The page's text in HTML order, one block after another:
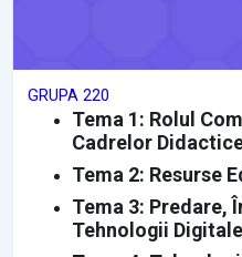
GRUPA 220
Tema 1: Rolul
Cadrelor
Tema 2: Resurse
Tema 3: Predare,
Tehnologii